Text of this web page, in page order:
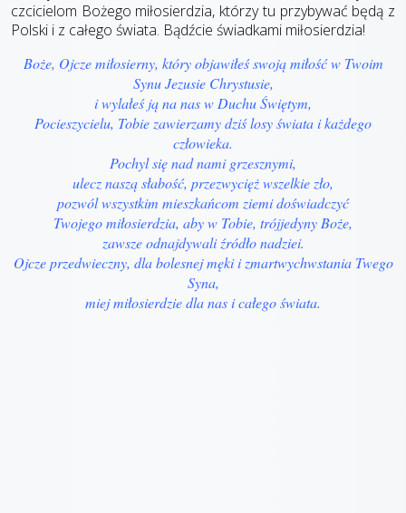
czcicielom Bożego miłosierdzia, którzy tu przybywać będą z
Polski i z całego świata. Bądźcie świadkami miłosierdzia!
Boże, Ojcze miłosierny, który objawiłeś swoją miłość w Twoim
Synu Jezusie Chrystusie,
i wylałeś ją na nas w Duchu Świętym,
Pocieszycielu, Tobie zawierzamy dziś losy świata i każdego
człowieka.
Pochyl się nad nami grzesznymi,
ulecz naszą słabość, przezwycięż wszelkie zło,
pozwól wszystkim mieszkańcom ziemi doświadczyć
Twojego miłosierdzia, aby w Tobie, trójjedyny Boże,
zawsze odnajdywali źródło nadziei.
Ojcze przedwieczny, dla bolesnej męki i zmartwychwstania Twego
Syna,
miej miłosierdzie dla nas i całego świata.